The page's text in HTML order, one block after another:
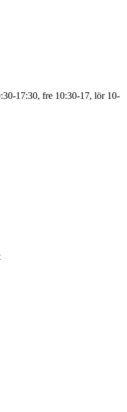
17:30, fre 10:30-17, lör 10-